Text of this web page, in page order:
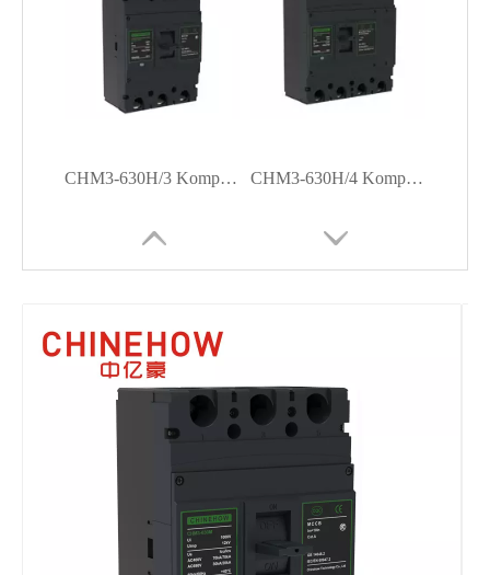
CHM3-630H/3 Kompaktleistungsschalter CHM3-630H/4 Kompaktleistungsschalter
CHM3-630L/3 Kompaktleistungsschalter